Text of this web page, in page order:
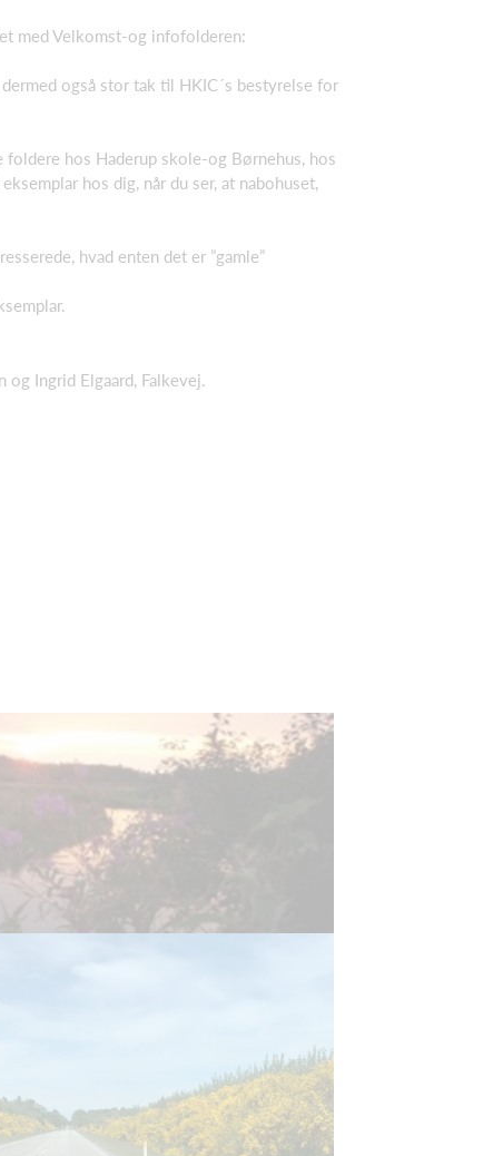
med Velkomst-og infofolderen:
også stor tak til HKIC´s bestyrelse for
hos Haderup skole-og Børnehus, hos
hos dig, når du ser, at nabohuset,
hvad enten det er ”gamle”
Ingrid Elgaard, Falkevej.